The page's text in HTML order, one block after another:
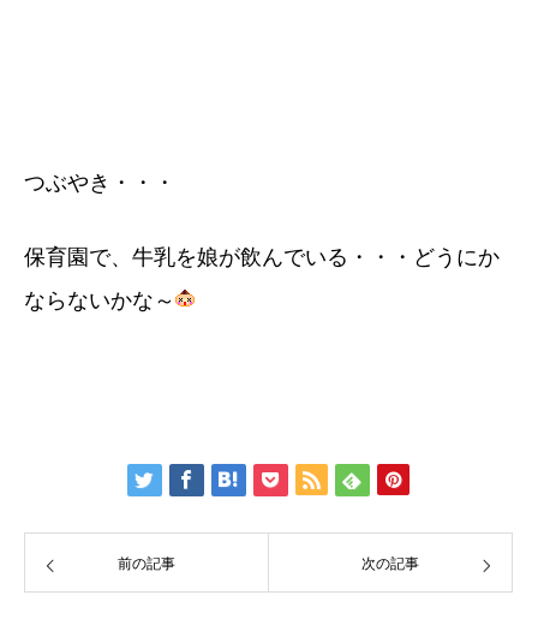
つぶやき・・・
保育園で、牛乳を娘が飲んでいる・・・どうにか
ならないかな～
前の記事 次の記事